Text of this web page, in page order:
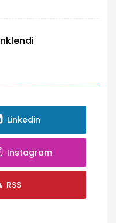
Linkedin
Instagram
RSS